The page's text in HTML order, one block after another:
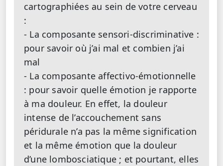
cartographiées au sein de votre cerveau
:
- La composante sensori-discriminative :
pour savoir où j’ai mal et combien j’ai
mal
- La composante affectivo-émotionnelle
: pour savoir quelle émotion je rapporte
à ma douleur. En effet, la douleur
intense de l’accouchement sans
péridurale n’a pas la même signification
et la même émotion que la douleur
d’une lombosciatique ; et pourtant, elles